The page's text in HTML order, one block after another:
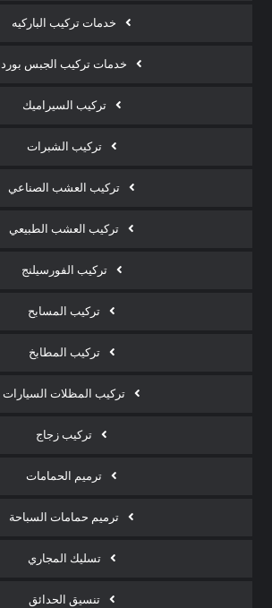
خدمات تركيب الباركيه
خدمات تركيب الجبس بورد
تركيب السيراميك
تركيب الشبرات
تركيب العشب الصناعي
تركيب العشب الطبيعي
تركيب الفورسيلنج
تركيب المسابح
تركيب المطابخ
تركيب المظلات السيارات
تركيب زجاج
ترميم الحمامات
ترميم حمامات السباحة
تسليك المجاري
تنسيق الحدائق